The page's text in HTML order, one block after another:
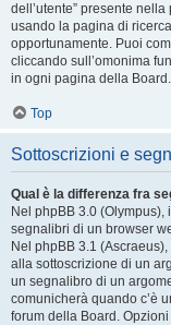
dell’utente” presente
usando la pagina di
opportunamente. Puoi
cliccando sull’omonima
in ogni pagina della Board.
Top
Sottoscrizioni e
Qual è la differenza fra
Nel phpBB 3.0
segnalibri di un browser
Nel phpBB 3.1
alla sottoscrizione di un
un segnalibro di un
comunicherà quando c’è
forum della Board.